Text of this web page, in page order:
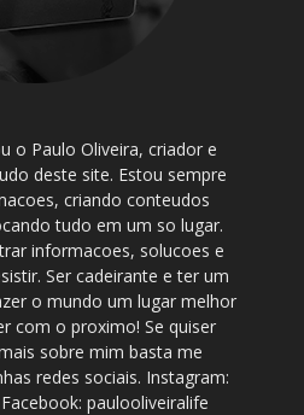
o Paulo Oliveira, criador e
deste site. Estou sempre
criando conteudos
tudo em um so lugar.
informacoes, solucoes e
Ser cadeirante e ter um
o mundo um lugar melhor
com o proximo! Se quiser
sobre mim basta me
redes sociais. Instagram:
paulooliveiralife